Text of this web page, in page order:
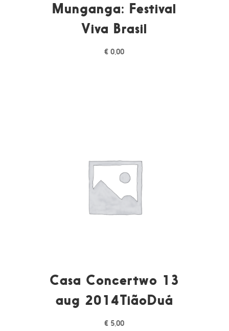
Munganga: Festival
Viva Brasil
€ 0,00
Casa Concertwo 13
aug 2014TiãoDuá
€ 5,00